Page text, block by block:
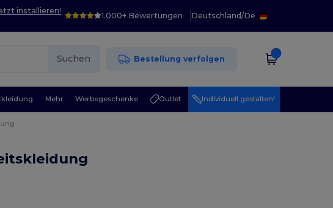
installieren!
1.000+ Bewertungen Deutschland/De
Suchen Bestellung verfolgen
Mehr Werbegeschenke Outlet Individuell gestalten!